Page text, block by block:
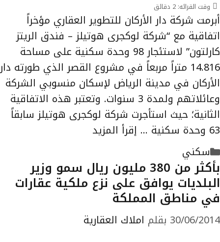
وقت القرائه: 2 دقائق
أبرمت شركة دار الأركان للتطوير العقاري مؤخراً
اتفاقية مع “شركة لوكجرى هوتيلز – فندق الريتز
كارلتون” لاستئجار 98 وحدة سكنية على مساحة
14.816 متراً مربعاً في مشروع القصر الذي طورته دار
الأركان في مدينة الرياض لإسكان منسوبي الشركة
وعائلاتهم ولمدة 3 سنوات. وتعتبر هذه الاتفاقية
الثانية؛ حيث استأجرت شركة لوكجرى هوتيلز سابقاً
63 وحدة سكنية …
إقرأ المزيد
التصنيفات
سكني
بأكثر من 380 مليون ريال سمو وزير
البلديات يوافق على نزع ملكية عقارات
في مناطق المملكة
30/06/2014 بقلم املاك العقارية